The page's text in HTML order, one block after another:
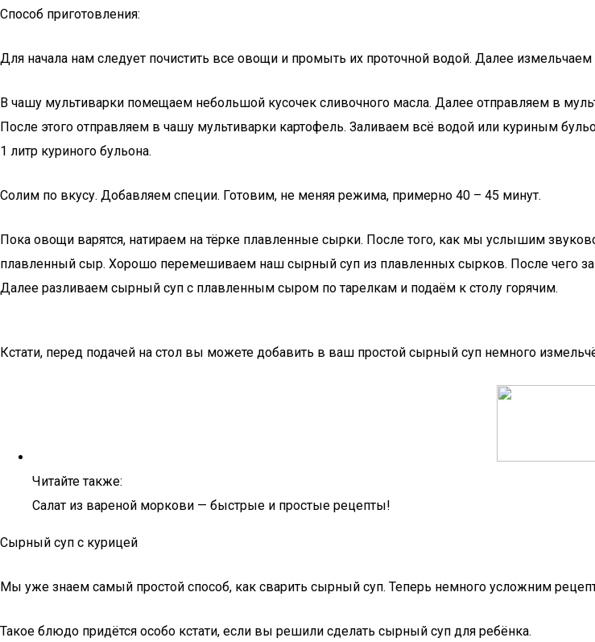
Способ приготовления:
Для начала нам следует почистить все овощи и промыть их проточной водой. Далее
В чашу мультиварки помещаем небольшой кусочек сливочного масла. Далее отправляем в
После этого отправляем в чашу мультиварки картофель. Заливаем всё водой или куриным
1 литр куриного бульона.
Солим по вкусу. Добавляем специи. Готовим, не меняя режима, примерно 40 – 45 минут.
Пока овощи варятся, натираем на тёрке плавленные сырки. После того, как мы услышим
плавленный сыр. Хорошо перемешиваем наш сырный суп из плавленных сырков. После чего
Далее разливаем сырный суп с плавленным сыром по тарелкам и подаём к столу горячим.
Кстати, перед подачей на стол вы можете добавить в ваш простой сырный суп немного
Читайте также:
Салат из вареной моркови — быстрые и простые рецепты!
Сырный суп с курицей
Мы уже знаем самый простой способ, как сварить сырный суп. Теперь немного усложним
Такое блюдо придётся особо кстати, если вы решили сделать сырный суп для ребёнка.